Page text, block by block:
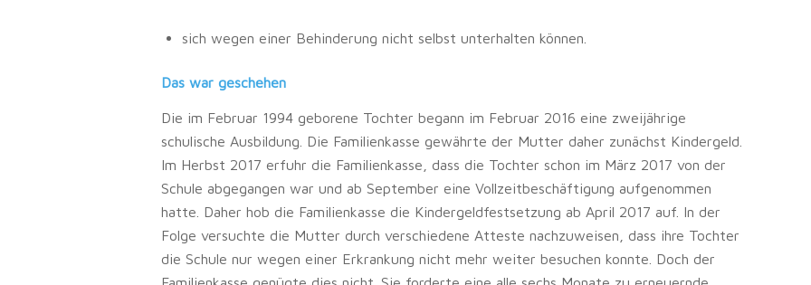
sich wegen einer Behinderung nicht selbst unterhalten können.
Das war geschehen
Die im Februar 1994 geborene Tochter begann im Februar 2016 eine zweijährige
schulische Ausbildung. Die Familienkasse gewährte der Mutter daher zunächst Kindergeld.
Im Herbst 2017 erfuhr die Familienkasse, dass die Tochter schon im März 2017 von der
Schule abgegangen war und ab September eine Vollzeitbeschäftigung aufgenommen
hatte. Daher hob die Familienkasse die Kindergeldfestsetzung ab April 2017 auf. In der
Folge versuchte die Mutter durch verschiedene Atteste nachzuweisen, dass ihre Tochter
die Schule nur wegen einer Erkrankung nicht mehr weiter besuchen konnte. Doch der